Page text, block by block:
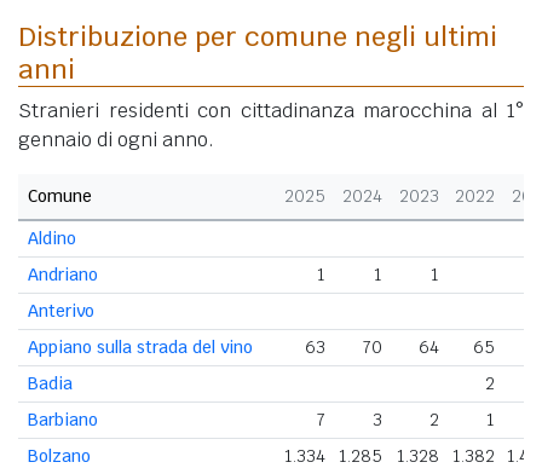
Distribuzione per comune negli ultimi
anni
Stranieri residenti con cittadinanza marocchina al 1°
gennaio di ogni anno.
Comune 2025 2024 2023 2022
Aldino
Andriano
1 1
1
Anterivo
Appiano sulla strada del vino
63 70 64 65
Badia
2
Barbiano
7 3 2
1
Bolzano
1.334 1.285 1.328 1.382